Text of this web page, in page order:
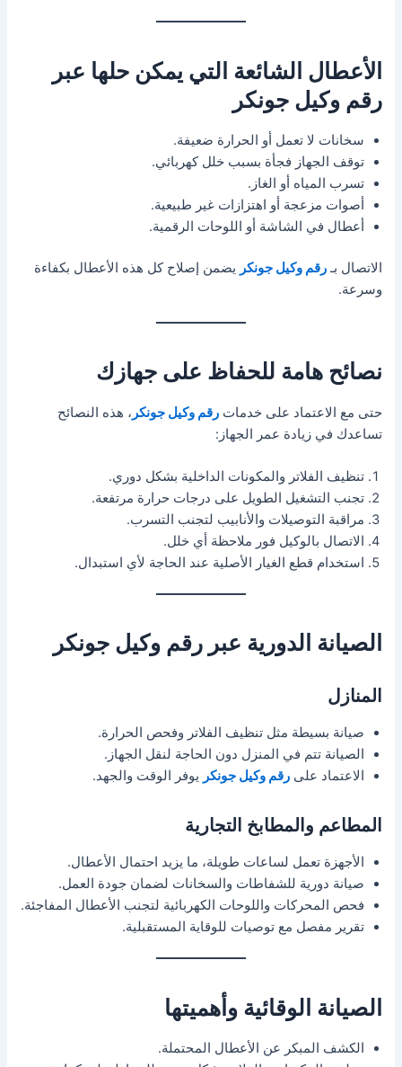
الأعطال الشائعة التي يمكن حلها عبر
رقم وكيل جونكر
سخانات لا تعمل أو الحرارة ضعيفة.
توقف الجهاز فجأة بسبب خلل كهربائي.
تسرب المياه أو الغاز.
أصوات مزعجة أو اهتزازات غير طبيعية.
أعطال في الشاشة أو اللوحات الرقمية.
الاتصال بـرقم وكيل جونكر يضمن إصلاح كل هذه الأعطال بكفاءة
وسرعة.
نصائح هامة للحفاظ على جهازك
حتى مع الاعتماد على خدماترقم وكيل جونكر ، هذه النصائح
تساعدك في زيادة عمر الجهاز:
تنظيف الفلاتر والمكونات الداخلية بشكل دوري.
تجنب التشغيل الطويل على درجات حرارة مرتفعة.
مراقبة التوصيلات والأنابيب لتجنب التسرب.
الاتصال بالوكيل فور ملاحظة أي خلل.
استخدام قطع الغيار الأصلية عند الحاجة لأي استبدال.
الصيانة الدورية عبر رقم وكيل جونكر
المنازل
صيانة بسيطة مثل تنظيف الفلاتر وفحص الحرارة.
الصيانة تتم في المنزل دون الحاجة لنقل الجهاز.
الاعتماد علىرقم وكيل جونكر يوفر الوقت والجهد.
المطاعم والمطابخ التجارية
الأجهزة تعمل لساعات طويلة، ما يزيد احتمال الأعطال.
صيانة دورية للشفاطات والسخانات لضمان جودة العمل.
فحص المحركات واللوحات الكهربائية لتجنب الأعطال المفاجئة.
تقرير مفصل مع توصيات للوقاية المستقبلية.
الصيانة الوقائية وأهميتها
الكشف المبكر عن الأعطال المحتملة.